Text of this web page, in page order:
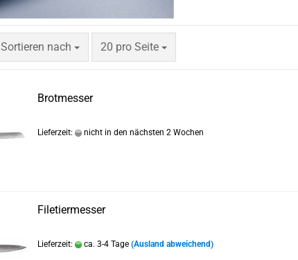
Sortieren nach
Sortieren nach 20 pro Seite
pro Seite
Brotmesser
Lieferzeit: nicht in den nächsten 2 Wochen
Filetiermesser
Lieferzeit: ca. 3-4 Tage (Ausland abweichend)